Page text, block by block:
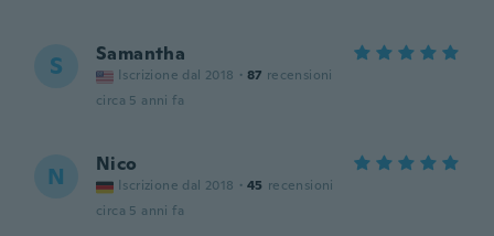
S Samantha
Iscrizione dal 2018 · 87 recensioni
circa 5 anni fa
N Nico
Iscrizione dal 2018 · 45 recensioni
circa 5 anni fa